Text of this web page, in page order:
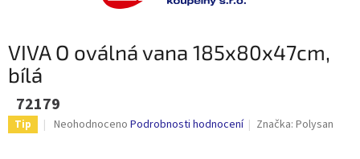
VIVA O oválná vana 185x80x47cm,
bílá
72179
Tip
Průměrné
Neohodnoceno Podrobnosti hodnocení Značka:Polysan